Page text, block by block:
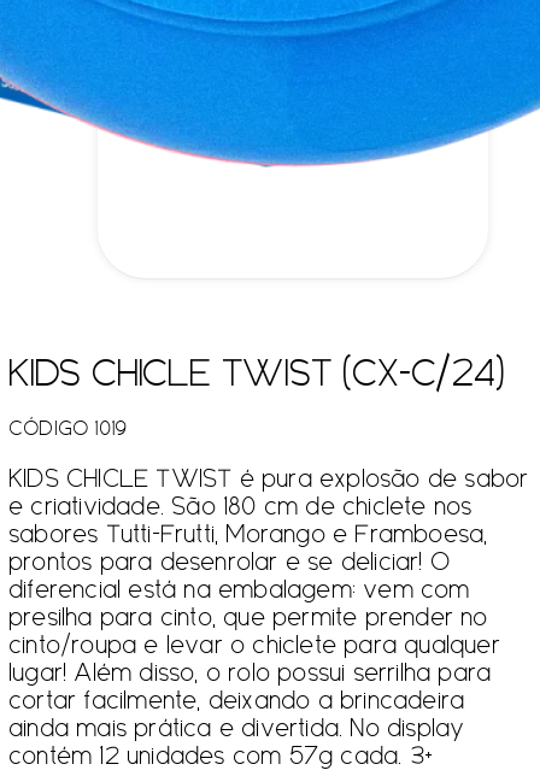
KIDS CHICLE TWIST (CX-C/24)
CÓDIGO 1019
KIDS CHICLE TWIST é pura explosão de sabor
e criatividade. São 180 cm de chiclete nos
sabores Tutti-Frutti, Morango e Framboesa,
prontos para desenrolar e se deliciar! O
diferencial está na embalagem: vem com
presilha para cinto, que permite prender no
cinto/roupa e levar o chiclete para qualquer
lugar! Além disso, o rolo possui serrilha para
cortar facilmente, deixando a brincadeira
ainda mais prática e divertida. No display
contém 12 unidades com 57g cada. 3+